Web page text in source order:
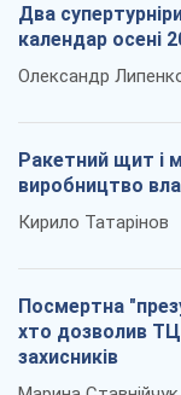
Два
календар осені
Олександр
Ракетний щит і
виробництво
Кирило Татарінов
Посмертна
хто дозволив
захисників